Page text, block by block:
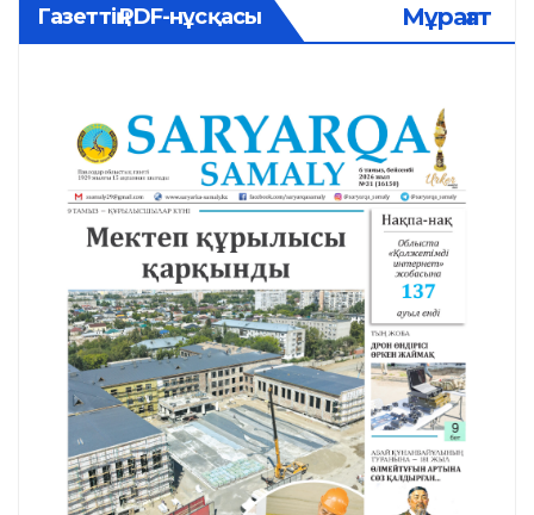
Газеттің PDF-нұсқасы Мұрағат